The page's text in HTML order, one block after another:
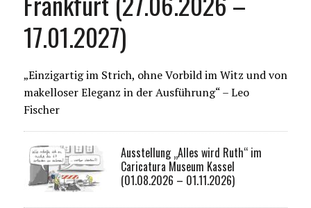
17.01.2027)
„Einzigartig im Strich, ohne Vorbild im Witz und von
makelloser Eleganz in der Ausführung“ – Leo
Fischer
Ausstellung „Alles wird Ruth“ im
Caricatura Museum Kassel
(01.08.2026 – 01.11.2026)